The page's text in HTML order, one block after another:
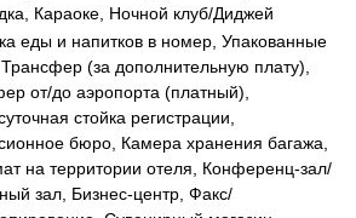
Караоке, Ночной клуб/Диджей
еды и напитков в номер, Упакованные
(за дополнительную плату),
от/до аэропорта (платный),
стойка регистрации,
бюро, Камера хранения багажа,
на территории отеля, Конференц-зал/
зал, Бизнес-центр, Факс/